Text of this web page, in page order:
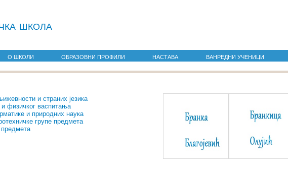
школа
О ШКОЛИ ОБРАЗОВНИ ПРОФИЛИ НАСТАВА ВАНРЕДНИ УЧЕНИЦИ
и страних језика
физичког васпитања
и природних наука
групе предмета
предмета